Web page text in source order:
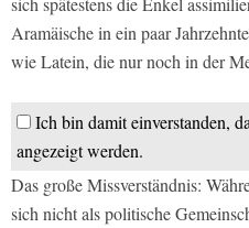
Aramäische in ein paar
wie Latein, die nur noch in der
Ich bin damit einverstanden,
angezeigt werden.
Das große Missverständnis:
sich nicht als politische